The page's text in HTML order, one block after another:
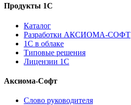
Продукты 1С
Каталог
Разработки АКСИОМА-СОФТ
1С в облаке
Типовые решения
Лицензии 1С
Аксиома-Софт
Слово руководителя